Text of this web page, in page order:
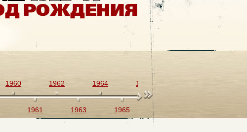
1960
1961
1962
1963
1964
1965
1966